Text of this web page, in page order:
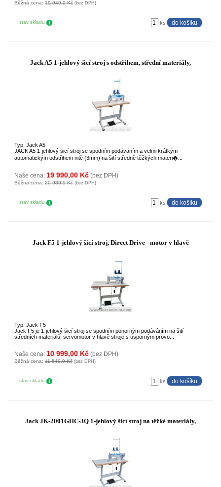
Běžná cena: 19 949,0 Kč (bez DPH)
stav skladu ks
Jack A5 1-jehlový šicí stroj s odstřihem, střední materiály,
Typ: Jack A5
JACK A5 1-jehlový šicí stroj se spodním podáváním a velmi krátkým
automatickým odstřihem nitě (3mm) na šití středně těžkých materi�...
Naše cena: 19 990,00 Kč (bez DPH)
Běžná cena: 20 989,5 Kč (bez DPH)
stav skladu ks
Jack F5 1-jehlový šicí stroj, Direct Drive - motor v hlavě
Typ: Jack F5
Jack F5 je 1-jehlový šicí stroj se spodním ponorným podáváním na šití
středních materiálů, servomotor v hlavě stroje s úsporným provo...
Naše cena: 10 999,00 Kč (bez DPH)
Běžná cena: 11 549,0 Kč (bez DPH)
stav skladu ks
Jack JK-2001GHC-3Q 1-jehlový šicí stroj na těžké materiály,